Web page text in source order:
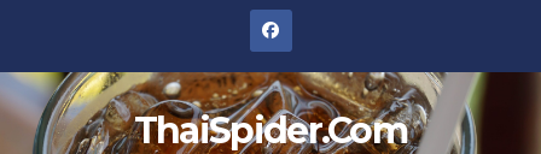
content
ThaiSpider.Com